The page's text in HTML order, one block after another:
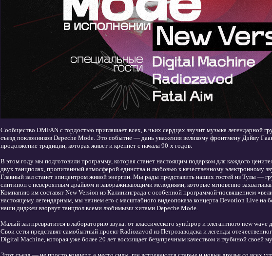
Сообщество DMFAN с гордостью приглашает всех, в чьих сердцах звучит музыка легендарной
съезд поклонников Depeche Mode. Это событие — дань уважения великому фронтмену Дэйву
продолжение традиции, которая живет и крепнет с начала 90-х годов.
В этом году мы подготовили программу, которая станет настоящим подарком для каждого
двух танцполах, пропитанный атмосферой единства и любовью к качественному электронному
Главный зал станет эпицентром живой энергии. Мы рады представить наших гостей из Тулы —
синтипоп с невероятным драйвом и завораживающими мелодиями, которые мгновенно
Компанию им составят New Version из Калининграда с особенной программой-посвящением
настоящему легендарным, мы начнем его с масштабного видеопоказа концерта Devotion Live на
наши диджеи взорвут танцпол всеми любимыми хитами Depeche Mode.
Малый зал превратится в лабораторию звука: от классического synthpop и элегантного new
Свои сеты представят самобытный проект Radiozavod из Петрозаводска и легенды
Digital Machine, которая уже более 20 лет восхищает безупречным качеством и глубиной своей